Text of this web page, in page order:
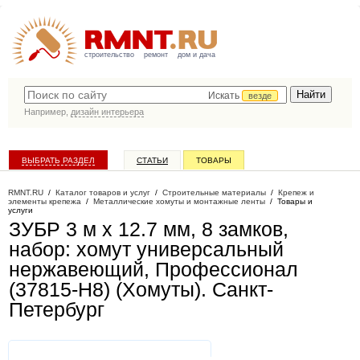
строительство ремонт дом и дача
Искать
везде
Например, дизайн интерьера
ВЫБРАТЬ РАЗДЕЛ СТАТЬИ ТОВАРЫ
RMNT.RU / Каталог товаров и услуг / Строительные материалы / Крепеж и
элементы крепежа / Металлические хомуты и монтажные ленты / Товары и
услуги
ЗУБР 3 м х 12.7 мм, 8 замков,
набор: хомут универсальный
нержавеющий, Профессионал
(37815-H8) (Хомуты). Санкт-
Петербург